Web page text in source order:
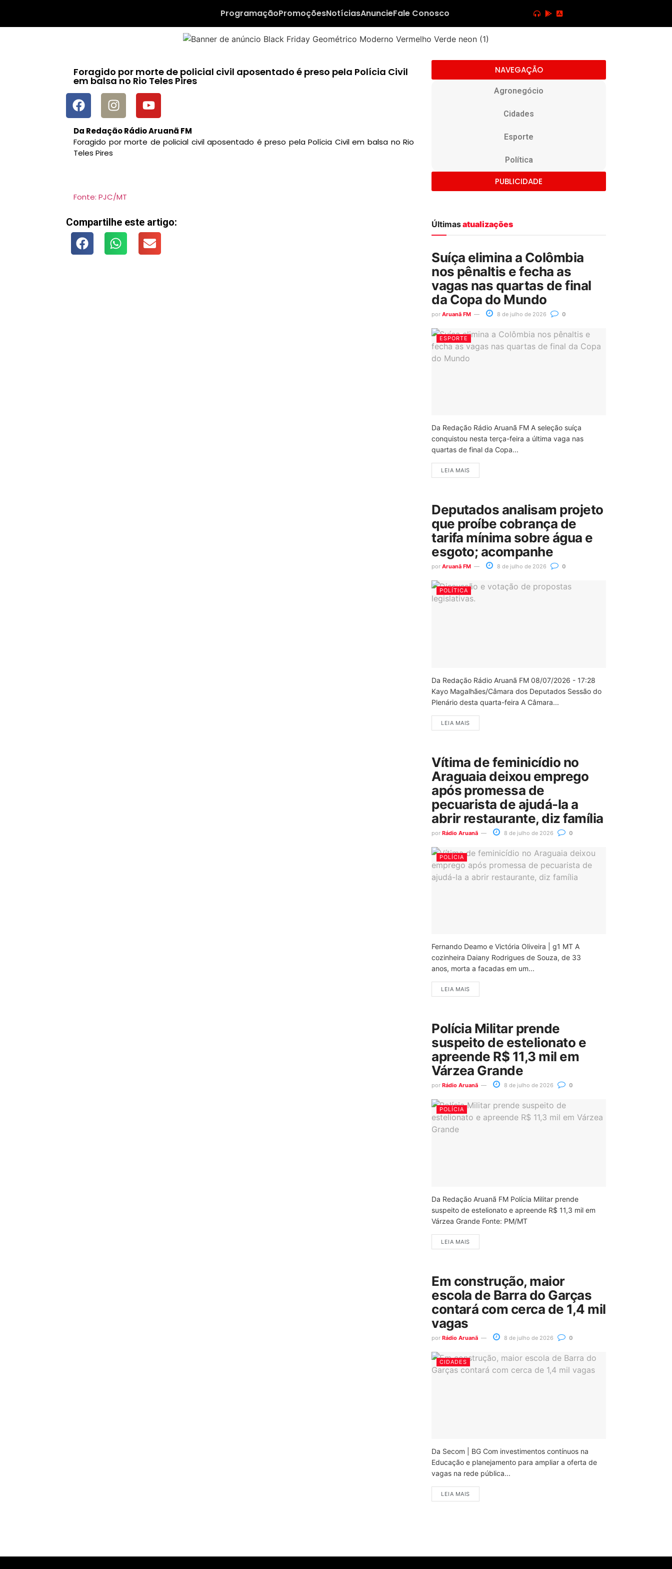
ProgramaçãoPromoçõesNotíciasAnuncieFale Conosco
Foragido por morte de policial civil aposentado é preso pela Polícia Civil
em balsa no Rio Teles Pires
Da Redação Rádio Aruanã FM
Foragido por morte de policial civil aposentado é preso pela Polícia Civil em balsa no Rio
Teles Pires
Fonte: PJC/MT
Compartilhe este artigo:
NAVEGAÇÃO
Agronegócio
Cidades
Esporte
Política
PUBLICIDADE
Últimasatualizações
Suíça elimina a Colômbia
nos pênaltis e fecha as
vagas nas quartas de final
da Copa do Mundo
por Aruanã FM 8 de julho de 2026 0
ESPORTE
Da Redação Rádio Aruanã FM A seleção suíça
conquistou nesta terça-feira a última vaga nas
quartas de final da Copa...
LEIA MAIS
Deputados analisam projeto
que proíbe cobrança de
tarifa mínima sobre água e
esgoto; acompanhe
por Aruanã FM 8 de julho de 2026 0
POLÍTICA
Da Redação Rádio Aruanã FM 08/07/2026 - 17:28
Kayo Magalhães/Câmara dos Deputados Sessão do
Plenário desta quarta-feira A Câmara...
LEIA MAIS
Vítima de feminicídio no
Araguaia deixou emprego
após promessa de
pecuarista de ajudá-la a
abrir restaurante, diz família
por Rádio Aruanã 8 de julho de 2026 0
POLÍCIA
Fernando Deamo e Victória Oliveira | g1 MT A
cozinheira Daiany Rodrigues de Souza, de 33
anos, morta a facadas em um...
LEIA MAIS
Polícia Militar prende
suspeito de estelionato e
apreende R$ 11,3 mil em
Várzea Grande
por Rádio Aruanã 8 de julho de 2026 0
POLÍCIA
Da Redação Aruanã FM Polícia Militar prende
suspeito de estelionato e apreende R$ 11,3 mil em
Várzea Grande Fonte: PM/MT
LEIA MAIS
Em construção, maior
escola de Barra do Garças
contará com cerca de 1,4 mil
vagas
por Rádio Aruanã 8 de julho de 2026 0
CIDADES
Da Secom | BG Com investimentos contínuos na
Educação e planejamento para ampliar a oferta de
vagas na rede pública...
LEIA MAIS